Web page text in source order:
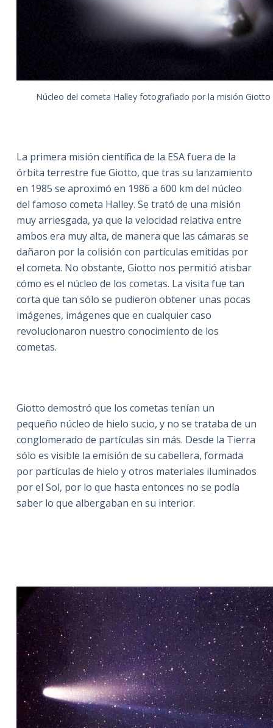
Núcleo del cometa Halley fotografiado por la misión Giotto
La primera misión científica de la ESA fuera de la
órbita terrestre fue Giotto, que tras su lanzamiento
en 1985 se aproximó en 1986 a 600 km del núcleo
del famoso cometa Halley. Se trató de una misión
muy arriesgada, ya que la velocidad relativa entre
ambos era muy alta, de manera que las cámaras se
dañaron por la colisión con partículas emitidas por
el cometa. No obstante, Giotto nos permitió atisbar
cómo es el núcleo de los cometas. La visita fue tan
corta que tan sólo se pudieron obtener unas pocas
imágenes, imágenes que en cualquier caso
revolucionaron nuestro conocimiento de los
cometas.
Giotto demostró que los cometas tenían un
pequeño núcleo de hielo sucio, y no se trataba de un
conglomerado de partículas sin más. Desde la Tierra
sólo es visible la emisión de su cabellera, formada
por partículas de hielo y otros materiales iluminados
por el Sol, por lo que hasta entonces no se podía
saber lo que albergaban en su interior.